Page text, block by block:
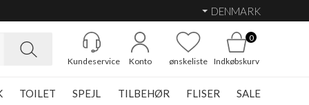
DENMARK
Kundeservice Konto ønskeliste
0
Indkøbskurv
TOILET SPEJL TILBEHØR FLISER SALE